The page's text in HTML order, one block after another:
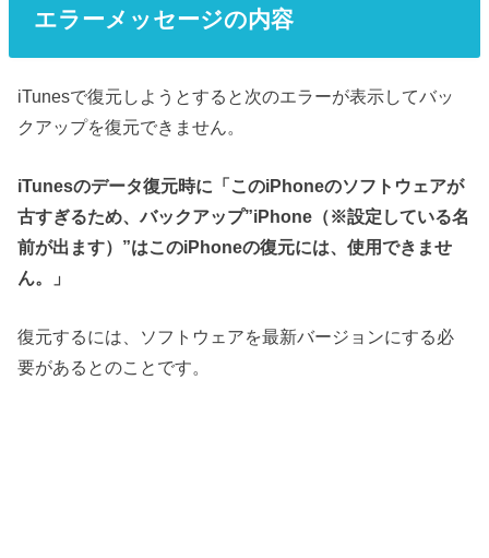
エラーメッセージの内容
iTunesで復元しようとすると次のエラーが表示してバッ
クアップを復元できません。
iTunesのデータ復元時に「このiPhoneのソフトウェアが
古すぎるため、バックアップ”iPhone（※設定している名
前が出ます）”はこのiPhoneの復元には、使用できませ
ん。」
復元するには、ソフトウェアを最新バージョンにする必
要があるとのことです。